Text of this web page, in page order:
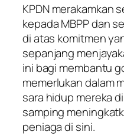
KPDN merakamkan
kepada MBPP dan
di atas komitmen
sepanjang
ini bagi membantu
memerlukan dalam
sara hidup mereka
samping
peniaga di sini.